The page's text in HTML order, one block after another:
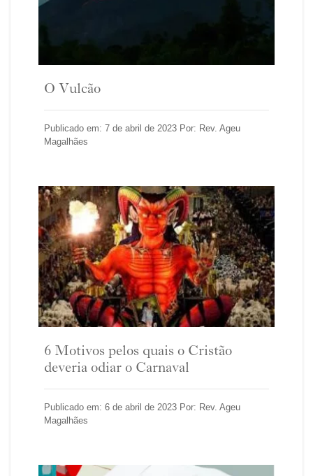
O Vulcão
Publicado em: 7 de abril de 2023 Por: Rev. Ageu
Magalhães
6 Motivos pelos quais o Cristão
deveria odiar o Carnaval
Publicado em: 6 de abril de 2023 Por: Rev. Ageu
Magalhães